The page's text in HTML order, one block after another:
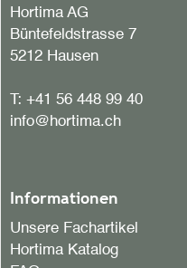
Hortima AG
Büntefeldstrasse 7
5212 Hausen
T: +41 56 448 99 40
info@hortima.ch
Informationen
Unsere Fachartikel
Hortima Katalog